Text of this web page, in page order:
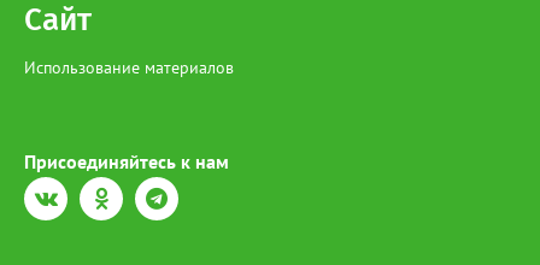
Сайт
Использование материалов
Присоединяйтесь к нам